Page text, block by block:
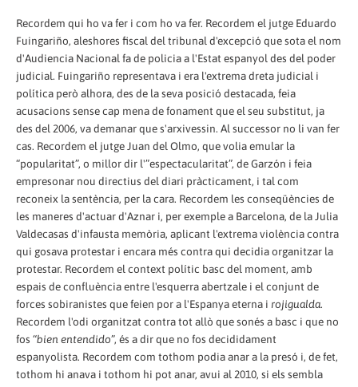
Recordem qui ho va fer i com ho va fer. Recordem el jutge Eduardo
Fuingariño, aleshores fiscal del tribunal d'excepció que sota el nom
d'Audiencia Nacional fa de policia a l'Estat espanyol des del poder
judicial. Fuingariño representava i era l'extrema dreta judicial i
política però alhora, des de la seva posició destacada, feia
acusacions sense cap mena de fonament que el seu substitut, ja
des del 2006, va demanar que s'arxivessin. Al successor no li van fer
cas. Recordem el jutge Juan del Olmo, que volia emular la
“popularitat”, o millor dir l'”espectacularitat”, de Garzón i feia
empresonar nou directius del diari pràcticament, i tal com
reconeix la sentència, per la cara. Recordem les conseqüències de
les maneres d'actuar d'Aznar i, per exemple a Barcelona, de la Julia
Valdecasas d'infausta memòria, aplicant l'extrema violència contra
qui gosava protestar i encara més contra qui decidia organitzar la
protestar. Recordem el context polític basc del moment, amb
espais de confluència entre l'esquerra abertzale i el conjunt de
forces sobiranistes que feien por a l'Espanya eterna i rojigualda.
Recordem l'odi organitzat contra tot allò que sonés a basc i que no
fos “bien entendido”, és a dir que no fos decididament
espanyolista. Recordem com tothom podia anar a la presó i, de fet,
tothom hi anava i tothom hi pot anar, avui al 2010, si els sembla